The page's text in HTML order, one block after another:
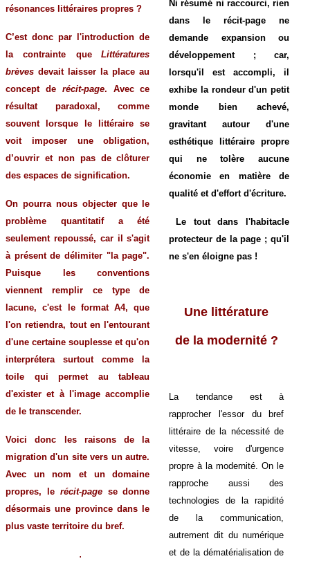
résonances littéraires propres ?
C’est donc par l'introduction de
la contrainte que
Littératures
brèvesdevait laisser la place au
concept de récit-page. Avec ce
résultat paradoxal, comme
souvent lorsque le littéraire se
voit imposer une obligation,
d’ouvrir et non pas de clôturer
des espaces de signification.
On pourra nous objecter que le
problème quantitatif a été
seulement repoussé, car il s'agit
à présent de délimiter "la page".
Puisque les conventions
viennent remplir ce type de
lacune, c'est le format A4, que
l'on retiendra, tout en l'entourant
d'une certaine souplesse et qu'on
interprétera surtout comme la
toile qui permet au tableau
d'exister et à l'image accomplie
de le transcender.
Voici donc les raisons de la
migration d'un site vers un autre.
Avec un nom et un domaine
propres, le récit-pagese donne
désormais une province dans le
plus vaste territoire du bref.
.
Ni résumé ni raccourci, rien
dans le récit-page ne
demande expansion ou
développement ; car,
lorsqu'il est accompli, il
exhibe la rondeur d'un petit
monde bien achevé,
gravitant autour d'une
esthétique littéraire propre
qui ne tolère aucune
économie en matière de
qualité et d'effort d'écriture.
Le tout dans l'habitacle
protecteur de la page ; qu'il
ne s'en éloigne pas !
Une littérature
de la modernité ?
La tendance est à
rapprocher l'essor du bref
littéraire de la nécessité de
vitesse, voire d'urgence
propre à la modernité. On le
rapproche aussi des
technologies de la rapidité
de la communication,
autrement dit du numérique
et de la dématérialisation de